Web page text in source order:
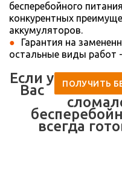
бесперебойного
конкурентных
аккумуляторов.
Гарантия на
остальные виды работ
ПОЛУЧИТЬ
Если у
Вас
всегда